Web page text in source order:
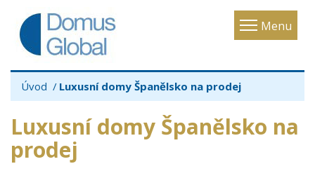
Menu
Toggle
Úvod Luxusní domy Španělsko na prodej
Luxusní domy Španělsko na
prodej